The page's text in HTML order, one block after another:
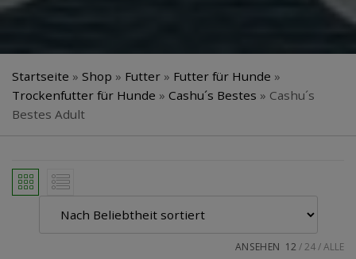
Startseite » Shop » Futter » Futter für Hunde »
Trockenfutter für Hunde » Cashu´s Bestes » Cashu´s
Bestes Adult
ANSEHEN 12 24 ALLE